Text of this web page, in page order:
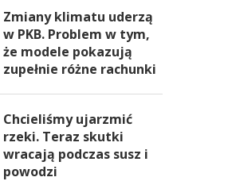
Zmiany klimatu uderzą
w PKB. Problem w tym,
że modele pokazują
zupełnie różne rachunki
Chcieliśmy ujarzmić
rzeki. Teraz skutki
wracają podczas susz i
powodzi